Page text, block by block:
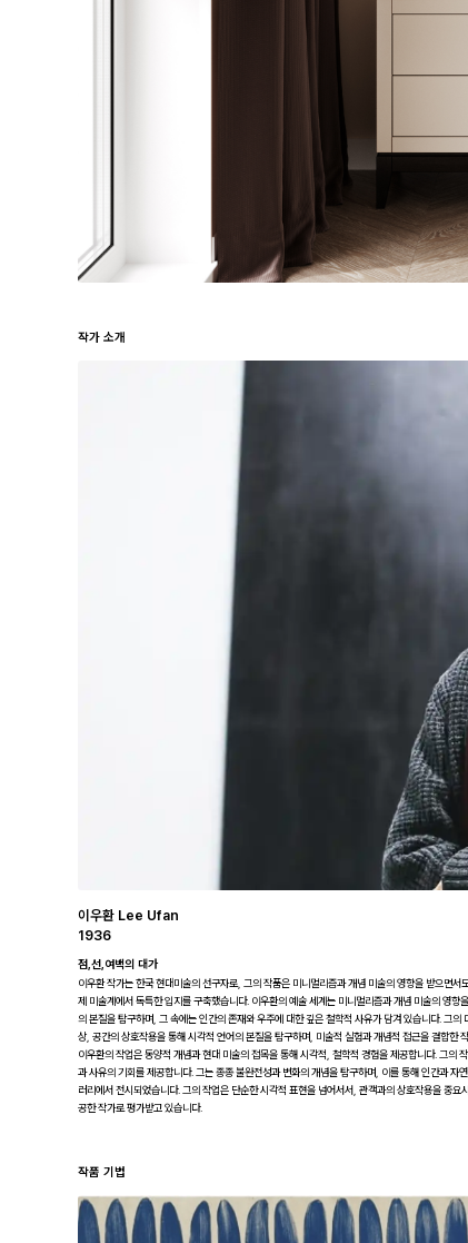
작가 소개
이우환 Lee Ufan
1936
점,선,여백의 대가
이우환 작가는 한국 현대미술의 선구자로, 그의 작품은 미니멀리즘과 개념 미술의 영향을 받으면
제 미술계에서 독특한 입지를 구축했습니다. 이우환의 예술 세계는 미니멀리즘과 개념 미술의 영
의 본질을 탐구하며, 그 속에는 인간의 존재와 우주에 대한 깊은 철학적 사유가 담겨 있습니다. 그
상, 공간의 상호작용을 통해 시각적 언어의 본질을 탐구하며, 미술적 실험과 개념적 접근을 결합한
이우환의 작업은 동양적 개념과 현대 미술의 접목을 통해 시각적, 철학적 경험을 제공합니다. 그의
과 사유의 기회를 제공합니다. 그는 종종 불완전성과 변화의 개념을 탐구하며, 이를 통해 인간과
러리에서 전시되었습니다. 그의 작업은 단순한 시각적 표현을 넘어서서, 관객과의 상호작용을 중
공한 작가로 평가받고 있습니다.
작품 기법